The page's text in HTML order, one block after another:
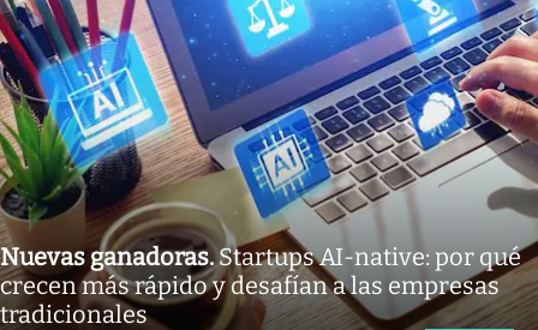
Nuevas ganadoras.Startups AI-native: por qué
crecen más rápido y desafían a las empresas
tradicionales